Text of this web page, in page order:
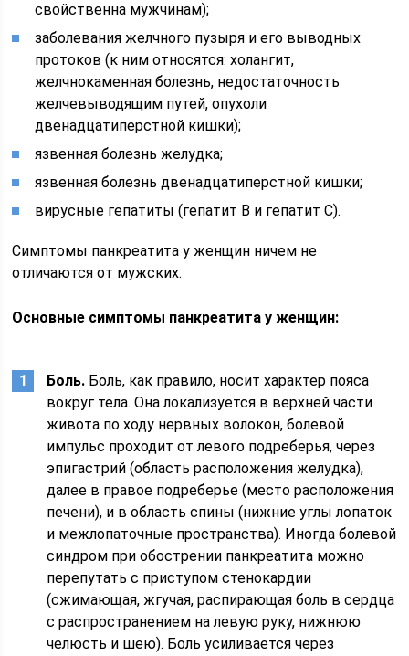
свойственна мужчинам);
заболевания желчного пузыря и его выводных
протоков (к ним относятся: холангит,
желчнокаменная болезнь, недостаточность
желчевыводящим путей, опухоли
двенадцатиперстной кишки);
язвенная болезнь желудка;
язвенная болезнь двенадцатиперстной кишки;
вирусные гепатиты (гепатит В и гепатит С).
Симптомы панкреатита у женщин ничем не
отличаются от мужских.
Основные симптомы панкреатита у женщин:
Боль. Боль, как правило, носит характер пояса
вокруг тела. Она локализуется в верхней части
живота по ходу нервных волокон, болевой
импульс проходит от левого подреберья, через
эпигастрий (область расположения желудка),
далее в правое подреберье (место расположения
печени), и в область спины (нижние углы лопаток
и межлопаточные пространства). Иногда болевой
синдром при обострении панкреатита можно
перепутать с приступом стенокардии
(сжимающая, жгучая, распирающая боль в сердца
с распространением на левую руку, нижнюю
челюсть и шею). Боль усиливается через